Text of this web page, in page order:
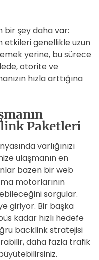
bir şey daha var:
etkileri genellikle uzun
yerine, bu sürece
otorite ve
hızla arttığına
Paketleri
varlığınızı
ulaşmanın en
bazen bir web
motorlarının
sorgular.
giriyor. Bir başka
kadar hızlı hedefe
backlink stratejisi
daha fazla trafik